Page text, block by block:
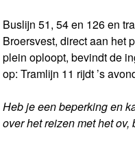
Buslijn 51, 54 en 126 en
Broersvest, direct aan het
plein oploopt, bevindt de
op: Tramlijn 11 rijdt ’s
Heb je een beperking en
over het reizen met het